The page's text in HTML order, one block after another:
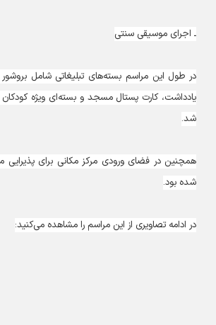
ـ اجرای موسیقی سنتی
در طول این مراسم بسته‌‌های تبلیغاتی شامل بروشور
یادداشت، کارت پستال مسجد و بسته‌ای ویژه کودکان به
شد.
همچنین در فضای ورودی مرکز مکانی برای پذیرایی
شده بود.
در ادامه تصاویری از این مراسم را مشاهده می‌کنید: